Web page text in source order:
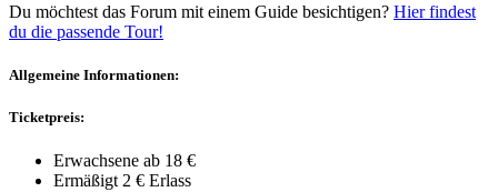
Du möchtest das Forum mit einem Guide besichtigen? Hier findest
du die passende Tour!
Allgemeine Informationen:
Ticketpreis:
Erwachsene ab 18 €
Ermäßigt 2 € Erlass